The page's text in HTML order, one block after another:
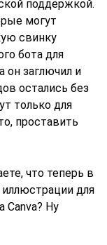
поддержкой.
могут
свинку
бота для
он заглючил и
остались без
только для
проставить
что теперь в
для
Canva? Ну